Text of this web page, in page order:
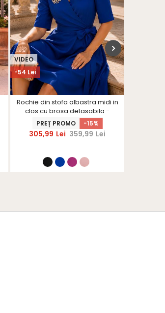
-54 Lei
VIDEO
Rochie din stofa albastra midi in
clos cu brosa detasabila -
StarShinerS
PREȚ PROMO -15%
305,99 Lei 359,99 Lei